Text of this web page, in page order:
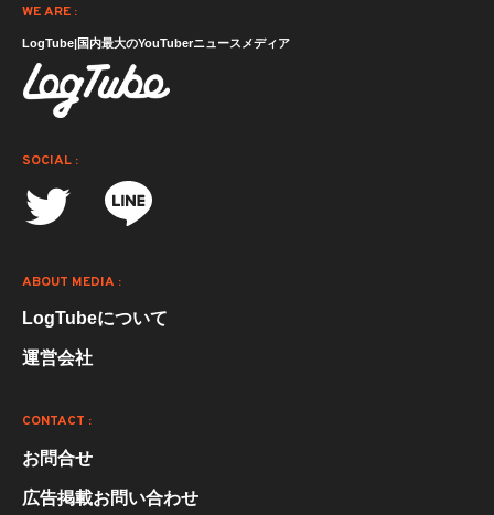
WE ARE :
LogTube|国内最大のYouTuberニュースメディア
SOCIAL :
ABOUT MEDIA :
LogTubeについて
運営会社
CONTACT :
お問合せ
広告掲載お問い合わせ